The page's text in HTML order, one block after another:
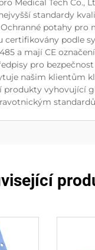
Medical Tech Co.,
standardy
potahy pro
certifikovány podle
a mají CE
pro
našim klientům
produkty vyhovující